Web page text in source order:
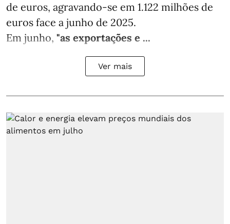
de euros, agravando-se em 1.122 milhões de
euros face a junho de 2025.
Em junho, "as exportações e ...
Ver mais